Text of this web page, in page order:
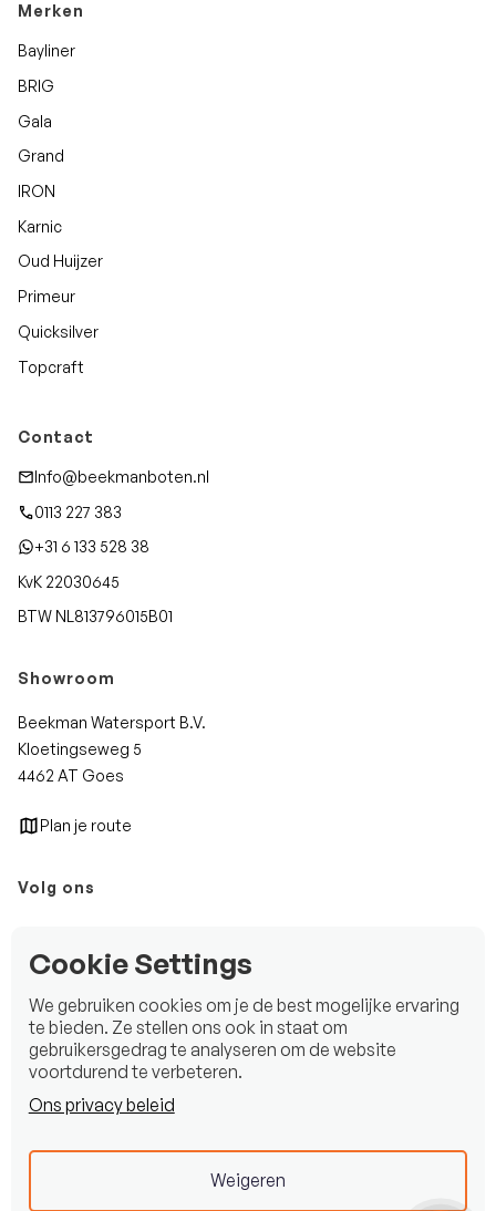
Merken
Bayliner
BRIG
Gala
Grand
IRON
Karnic
Oud Huijzer
Primeur
Quicksilver
Topcraft
Contact
Info@beekmanboten.nl
0113 227 383
+31 6 133 528 38
KvK 22030645
BTW NL813796015B01
Showroom
Beekman Watersport B.V.
Kloetingseweg 5
4462 AT Goes
Plan je route
Volg ons
LinkedIn
Cookie Settings
We gebruiken cookies om je de best mogelijke ervaring
te bieden. Ze stellen ons ook in staat om
gebruikersgedrag te analyseren om de website
voortdurend te verbeteren.
Ons privacy beleid
Weigeren